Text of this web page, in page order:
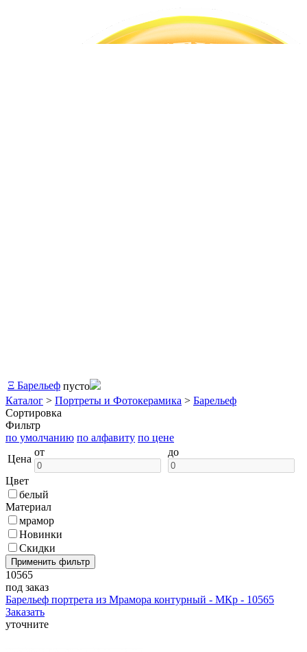
Ξ Барельеф пусто
Каталог > Портреты и Фотокерамика > Барельеф
Сортировка
Фильтр
по умолчанию по алфавиту по цене
Цена
от до
Цвет
белый
Материал
мрамор
Новинки
Скидки
10565
под заказ
Барельеф портрета из Мрамора контурный - МКр - 10565
Заказать
уточните